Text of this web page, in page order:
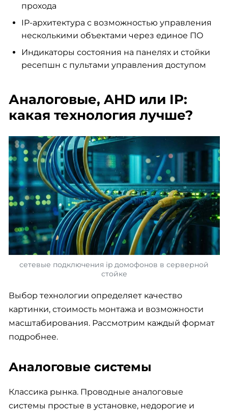
прохода
IP-архитектура с возможностью управления
несколькими объектами через единое ПО
Индикаторы состояния на панелях и стойки
ресепшн с пультами управления доступом
Аналоговые, AHD или IP:
какая технология лучше?
сетевые подключения ip домофонов в серверной
стойке
Выбор технологии определяет качество
картинки, стоимость монтажа и возможности
масштабирования. Рассмотрим каждый формат
подробнее.
Аналоговые системы
Классика рынка. Проводные аналоговые
системы простые в установке, недорогие и